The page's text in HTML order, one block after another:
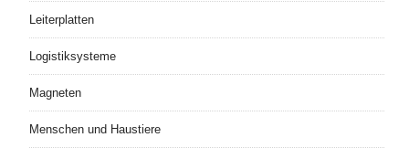
Leiterplatten
Logistiksysteme
Magneten
Menschen und Haustiere